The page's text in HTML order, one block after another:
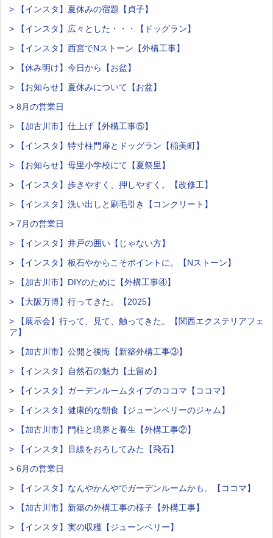
> 【インスタ】夏休みの宿題【貞子】
> 【インスタ】広々とした・・・【ドッグラン】
> 【インスタ】西宮でNストーン【外構工事】
> 【休み明け】今日から【お盆】
> 【お知らせ】夏休みについて【お盆】
> 8月の営業日
> 【加古川市】仕上げ【外構工事⑤】
> 【インスタ】特寸柱門扉とドッグラン【稲美町】
> 【お知らせ】母里小学校にて【夏祭里】
> 【インスタ】歩きやすく、押しやすく。【改修工】
> 【インスタ】洗い出しと刷毛引き【コンクリート】
> 7月の営業日
> 【インスタ】井戸の囲い【じゃない方】
> 【インスタ】板石やからこそポイントに。【Nストーン】
> 【加古川市】DIYのために【外構工事④】
> 【大阪万博】行ってきた。【2025】
> 【展示会】行って、見て、触ってきた。【関西エクステリアフェ
ア】
> 【加古川市】公開と後悔【新築外構工事③】
> 【インスタ】自然石の魅力【土留め】
> 【インスタ】ガーデンルームタイプのココマ【ココマ】
> 【インスタ】健康的な朝食【ジューンベリーのジャム】
> 【加古川市】門柱と境界と養生【外構工事②】
> 【インスタ】目線をおろしてみた【飛石】
> 6月の営業日
> 【インスタ】なんやかんやでガーデンルームかも。【ココマ】
> 【加古川市】新築の外構工事の様子【外構工事】
> 【インスタ】実の収穫【ジューンベリー】